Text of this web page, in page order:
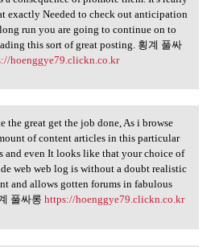
exactly Needed to check out anticipation
run you are going to continue on to
this sort of great posting. 횡계 풀싸
hoenggye79.clickn.co.kr
the great get the job
the great get the job done, As i browse
of content articles in this particular
and even It looks like that your choice of
web web log is without a doubt realistic
and allows gotten forums in fabulous
풀싸롱 https://hoenggye79.clickn.co.kr